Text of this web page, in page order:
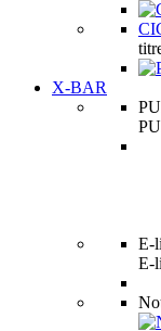
X-BAR
E-
E-